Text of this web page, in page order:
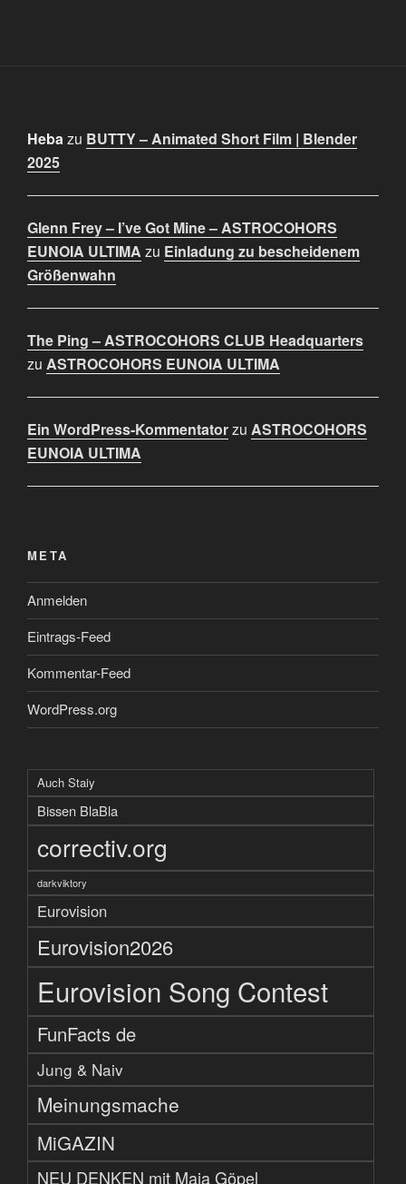
Hebazu BUTTY – Animated Short Film | Blender
2025
Glenn Frey – I’ve Got Mine – ASTROCOHORS
EUNOIA ULTIMA zu Einladung zu bescheidenem
Größenwahn
The Ping – ASTROCOHORS CLUB Headquarters
zu ASTROCOHORS EUNOIA ULTIMA
Ein WordPress-Kommentatorzu ASTROCOHORS
EUNOIA ULTIMA
META
Anmelden
Eintrags-Feed
Kommentar-Feed
WordPress.org
Auch Staiy
Bissen BlaBla
correctiv.org
darkviktory
Eurovision
Eurovision2026
Eurovision Song Contest
FunFacts de
Jung & Naiv
Meinungsmache
MiGAZIN
NEU DENKEN mit Maja Göpel